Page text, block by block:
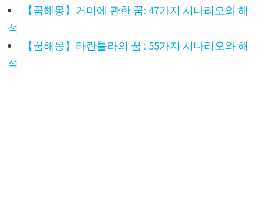
【꿈해몽】거미에 관한 꿈: 47가지 시나리오와 해
석
【꿈해몽】타란튤라의 꿈 : 55가지 시나리오와 해
석